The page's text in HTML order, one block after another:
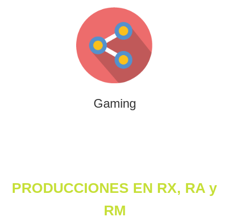
Gaming
Gaming
Desarrollamos experiencias interactivas y videojuegos
que combinan entretenimiento, innovación y engagement
para marcas y audiencias.
PRODUCCIONES EN RX, RA y
RM